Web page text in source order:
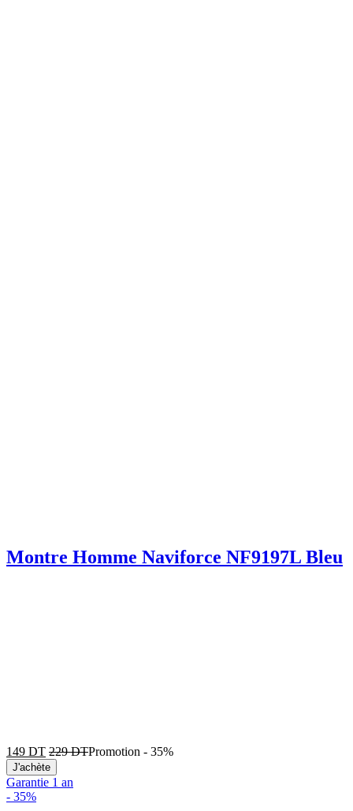
Montre Homme Naviforce NF9197L Bleu
149 DT 229DTPromotion - 35%
J'achète
Garantie 1 an
- 35%